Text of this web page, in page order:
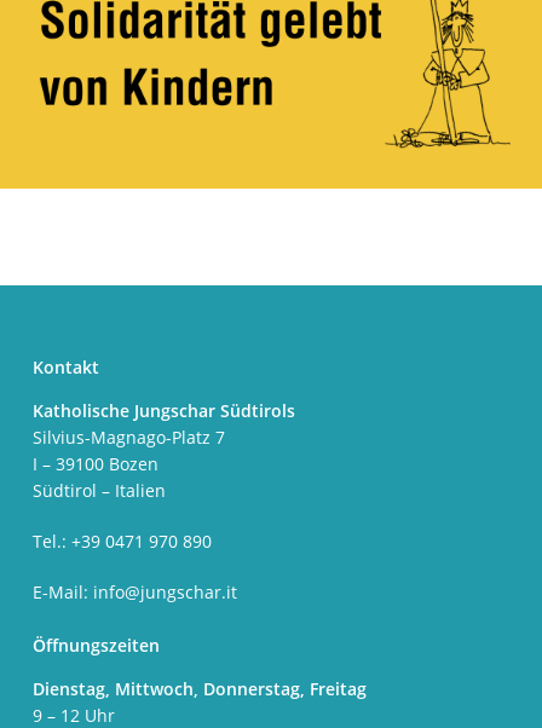
Kontakt
Katholische Jungschar Südtirols
Silvius-Magnago-Platz 7
I – 39100 Bozen
Südtirol – Italien
Tel.: +39 0471 970 890
E-Mail: info@jungschar.it
Öffnungszeiten
Dienstag, Mittwoch, Donnerstag, Freitag
9 – 12 Uhr